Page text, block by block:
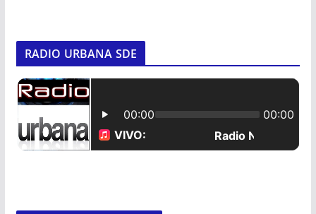
RADIO URBANA SDE